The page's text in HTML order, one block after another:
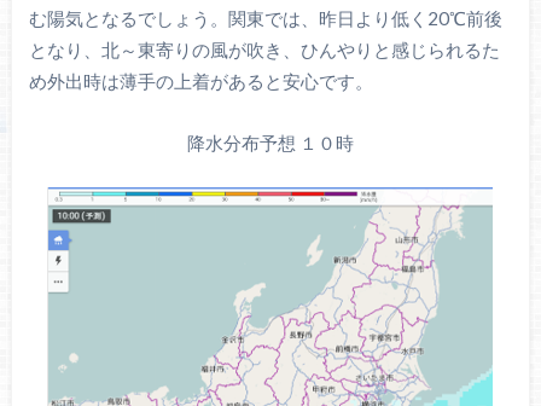
む陽気となるでしょう。関東では、昨日より低く20℃前後
となり、北～東寄りの風が吹き、ひんやりと感じられるた
め外出時は薄手の上着があると安心です。
降水分布予想 １０時